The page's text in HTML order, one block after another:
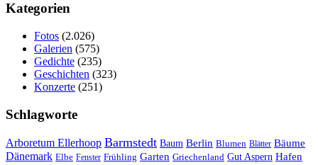
Kategorien
Fotos (2.026)
Galerien (575)
Gedichte (235)
Geschichten (323)
Konzerte (251)
Schlagworte
Arboretum Ellerhoop Barmstedt Baum Berlin Blumen Blätter Bäume
Dänemark Elbe Fenster Frühling Garten Griechenland Gut Aspern Hafen